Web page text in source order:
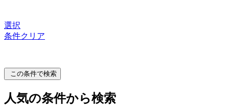
選択
条件クリア
この条件で検索
人気の条件から検索